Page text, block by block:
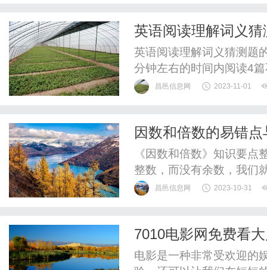
英语阅读理解词义
英语阅读理解词义猜测题
分钟左右的时间内阅读4
不仅考查考生快速捕捉信
难点：1、难以排出干扰
昌邑信息网 2023-11-01
因数和倍数的易错
《因数和倍数》知识要
整数，而没有余数，我们
和倍数：如果数a能被数b
限性：一个数的倍数的个
昌邑信息网 2023-10-31
7010电影网免费看
电影是一种非常受欢迎的